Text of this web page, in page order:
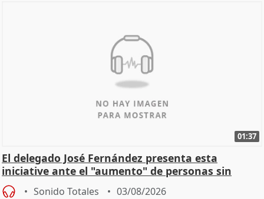
01:37
El delegado José Fernández presenta esta
iniciative ante el "aumento" de personas sin
hogar en Madri
Sonido Totales 03/08/2026